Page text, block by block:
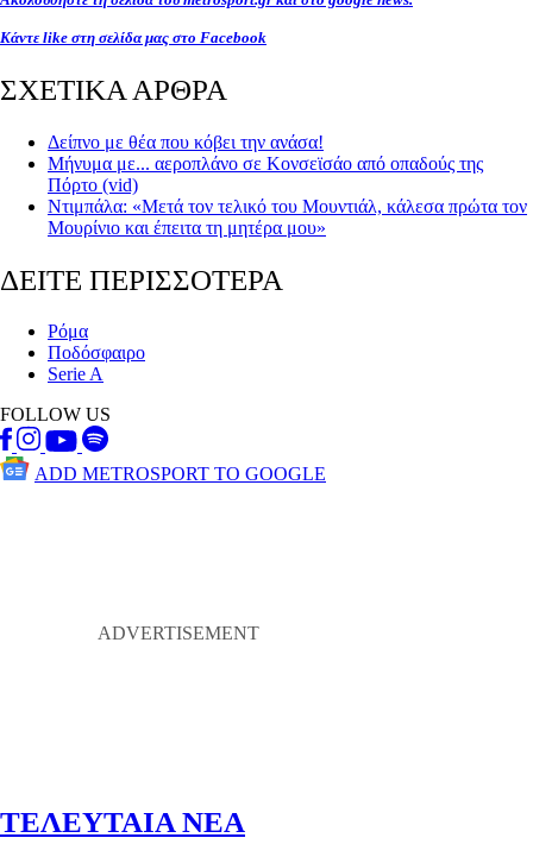
Κάντε like στη σελίδα μας στο Facebook
ΣΧΕΤΙΚΑ ΑΡΘΡΑ
Δείπνο με θέα που κόβει την ανάσα!
Μήνυμα με... αεροπλάνο σε Κονσεϊσάο από οπαδούς της
Πόρτο (vid)
Ντιμπάλα: «Μετά τον τελικό του Μουντιάλ, κάλεσα πρώτα τον
Μουρίνιο και έπειτα τη μητέρα μου»
ΔΕΙΤΕ ΠΕΡΙΣΣΟΤΕΡΑ
Ρόμα
Ποδόσφαιρο
Serie A
FOLLOW US
ADD METROSPORT TO GOOGLE
ΤΕΛΕΥΤΑΙΑ ΝΕΑ